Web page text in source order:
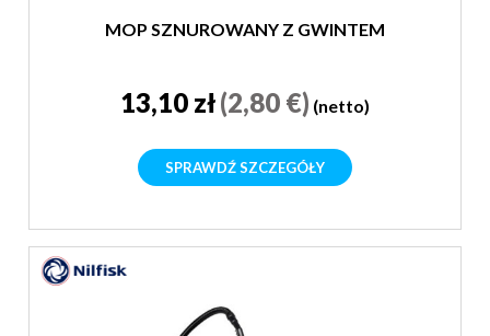
MOP SZNUROWANY Z GWINTEM
13,10 zł(2,80 €) (netto)
SPRAWDŹ SZCZEGÓŁY